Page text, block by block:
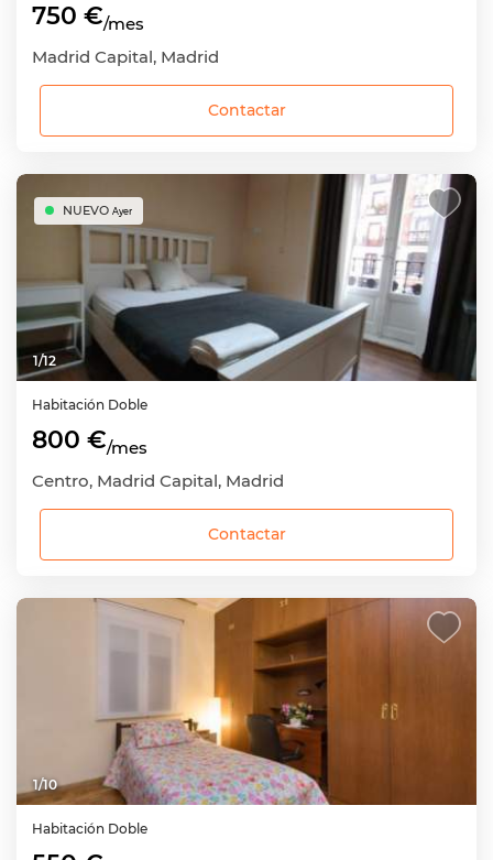
750 €/mes
Madrid Capital, Madrid
Contactar
1/12
NUEVO Ayer
Habitación Doble
800 €/mes
Centro, Madrid Capital, Madrid
Contactar
1/10
Habitación Doble